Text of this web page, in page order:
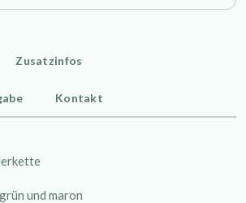
Zusatzinfos
Kontakt
und maron